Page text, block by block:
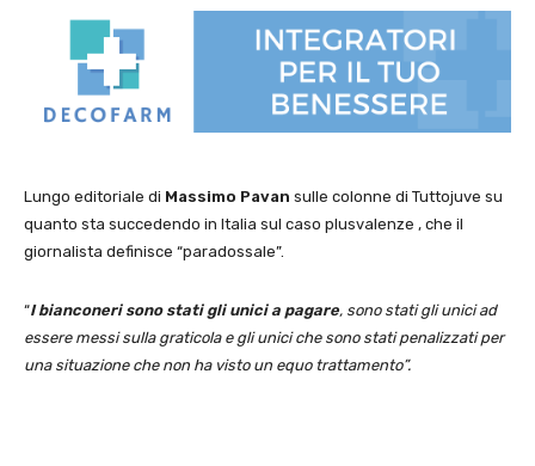
Lungo editoriale di Massimo Pavan sulle colonne di Tuttojuve su
quanto sta succedendo in Italia sul caso plusvalenze , che il
giornalista definisce “paradossale”.
“I bianconeri sono stati gli unici a pagare, sono stati gli unici ad
essere messi sulla graticola e gli unici che sono stati penalizzati per
una situazione che non ha visto un equo trattamento”.